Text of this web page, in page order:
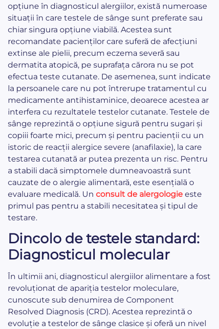
opțiune în diagnosticul alergiilor, există numeroase
situații în care testele de sânge sunt preferate sau
chiar singura opțiune viabilă. Acestea sunt
recomandate pacienților care suferă de afecțiuni
extinse ale pielii, precum eczema severă sau
dermatita atopică, pe suprafața cărora nu se pot
efectua teste cutanate. De asemenea, sunt indicate
la persoanele care nu pot întrerupe tratamentul cu
medicamente antihistaminice, deoarece acestea ar
interfera cu rezultatele testelor cutanate. Testele de
sânge reprezintă o opțiune sigură pentru sugari și
copiii foarte mici, precum și pentru pacienții cu un
istoric de reacții alergice severe (anafilaxie), la care
testarea cutanată ar putea prezenta un risc. Pentru
a stabili dacă simptomele dumneavoastră sunt
cauzate de o alergie alimentară, este esențială o
evaluare medicală. Un consult de alergologie este
primul pas pentru a stabili necesitatea și tipul de
testare.
Dincolo de testele standard:
Diagnosticul molecular
În ultimii ani, diagnosticul alergiilor alimentare a fost
revoluționat de apariția testelor moleculare,
cunoscute sub denumirea de Component
Resolved Diagnosis (CRD). Acestea reprezintă o
evoluție a testelor de sânge clasice și oferă un nivel